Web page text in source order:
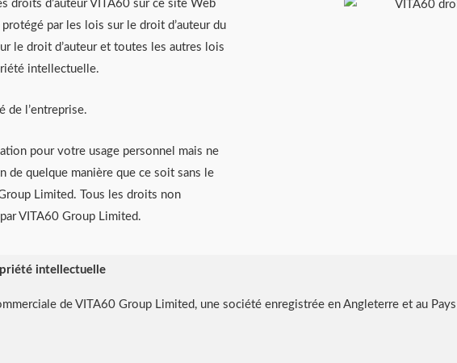
droits d’auteur VITA60 sur ce site Web
par les lois sur le droit d’auteur du
le droit d’auteur et toutes les autres lois
intellectuelle.
de l’entreprise.
pour votre usage personnel mais ne
de quelque manière que ce soit sans le
Limited. Tous les droits non
VITA60 Group Limited.
intellectuelle
de VITA60 Group Limited, une société enregistrée en Angleterre et au